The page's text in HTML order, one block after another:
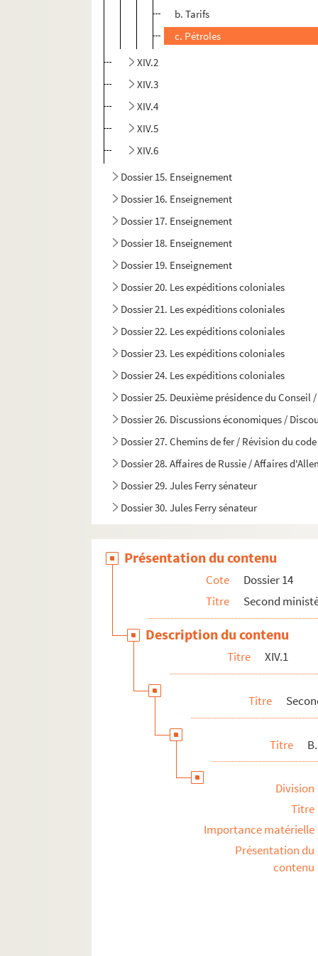
b. Tarifs
c. Pétroles
XIV.2
XIV.3
XIV.4
XIV.5
XIV.6
Dossier 15. Enseignement
Dossier 16. Enseignement
Dossier 17. Enseignement
Dossier 18. Enseignement
Dossier 19. Enseignement
Dossier 20. Les expéditions coloniales
Dossier 21. Les expéditions coloniales
Dossier 22. Les expéditions coloniales
Dossier 23. Les expéditions coloniales
Dossier 24. Les expéditions coloniales
Dossier 25. Deuxième présidence du
Dossier 26. Discussions économiques /
Dossier 27. Chemins de fer / Révision du
Dossier 28. Affaires de Russie / Affaires
Dossier 29. Jules Ferry sénateur
Dossier 30. Jules Ferry sénateur
Dossier 32. Jules Ferry sénateur
Dossier 33. Divers / Distinctions honorifiques
Présentation du contenu
Cote
Dossier 14
Titre
Second
Description du contenu
Titre XIV.1
Titre
Titre
Division
Titre
Importance matérielle
Présentation du
contenu